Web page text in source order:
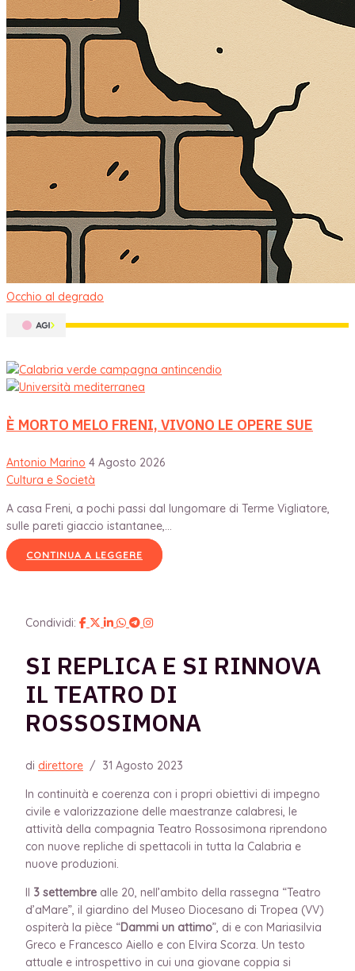
Occhio al degrado
È MORTO MELO FRENI, VIVONO LE OPERE SUE
Antonio Marino 4 Agosto 2026
Cultura e Società
A casa Freni, a pochi passi dal lungomare di Terme Vigliatore,
sulle pareti giaccio istantanee,...
CONTINUA A LEGGERE
Condividi:
SI REPLICA E SI RINNOVA
IL TEATRO DI
ROSSOSIMONA
di direttore / 31 Agosto 2023
In continuità e coerenza con i propri obiettivi di impegno
civile e valorizzazione delle maestranze calabresi, le
attività della compagnia Teatro Rossosimona riprendono
con nuove repliche di spettacoli in tutta la Calabria e
nuove produzioni.
Il 3 settembre alle 20, nell’ambito della rassegna “Teatro
d’aMare”, il giardino del Museo Diocesano di Tropea (VV)
ospiterà la pièce “Dammi un attimo”, di e con Mariasilvia
Greco e Francesco Aiello e con Elvira Scorza. Un testo
attuale e introspettivo in cui una giovane coppia si